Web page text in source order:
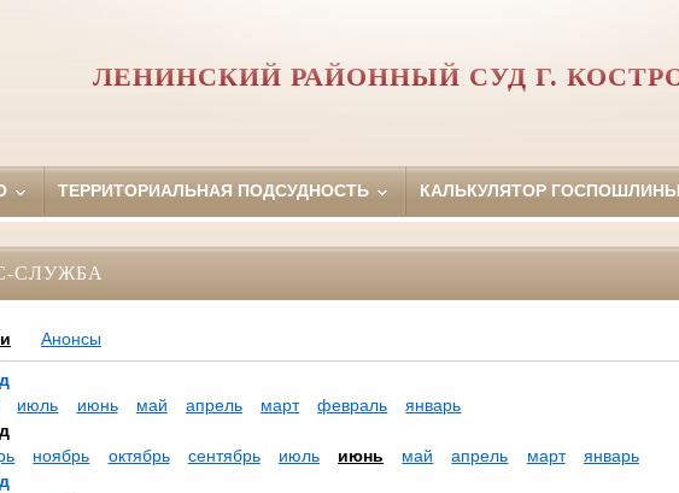
ЛЕНИНСКИЙ РАЙОННЫЙ СУД Г.
ТЕРРИТОРИАЛЬНАЯ ПОДСУДНОСТЬ КАЛЬКУЛЯТОР ГОСПОШЛИНЫ
СЛУЖБА
Анонсы
июль июнь май апрель март февраль
январь
ноябрь октябрь сентябрь июль июнь май апрель март
январь